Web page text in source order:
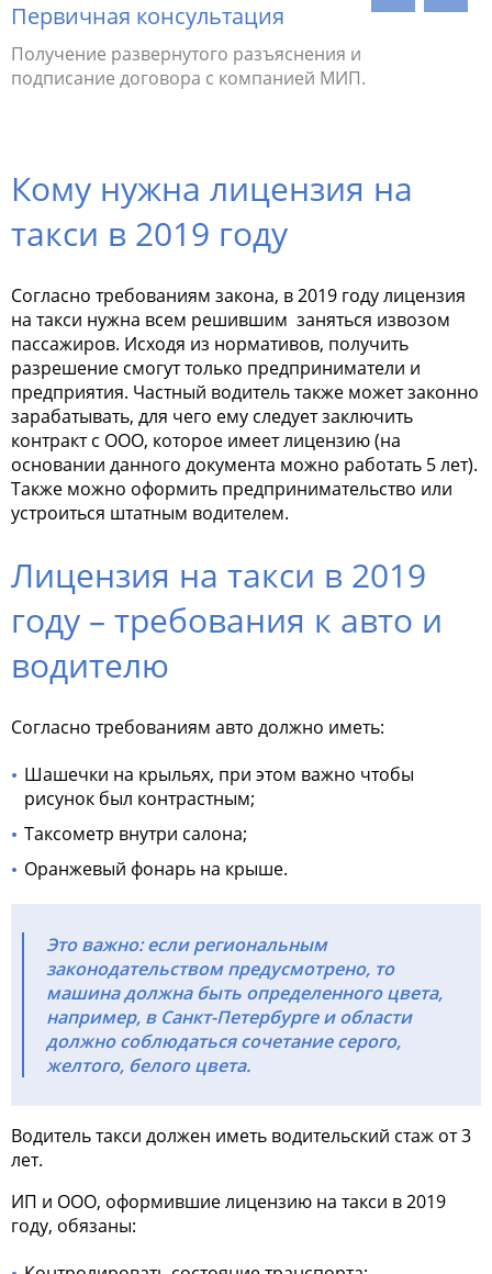
Первичная консультация
Получение развернутого разъяснения и
подписание договора с компанией МИП.
Кому нужна лицензия на
такси в 2019 году
Согласно требованиям закона, в 2019 году лицензия
на такси нужна всем решившим заняться извозом
пассажиров. Исходя из нормативов, получить
разрешение смогут только предприниматели и
предприятия. Частный водитель также может законно
зарабатывать, для чего ему следует заключить
контракт с ООО, которое имеет лицензию (на
основании данного документа можно работать 5 лет).
Также можно оформить предпринимательство или
устроиться штатным водителем.
Лицензия на такси в 2019
году – требования к авто и
водителю
Согласно требованиям авто должно иметь:
Шашечки на крыльях, при этом важно чтобы
рисунок был контрастным;
Таксометр внутри салона;
Оранжевый фонарь на крыше.
Это важно: если региональным
законодательством предусмотрено, то
машина должна быть определенного цвета,
например, в Санкт-Петербурге и области
должно соблюдаться сочетание серого,
желтого, белого цвета.
Водитель такси должен иметь водительский стаж от 3
лет.
ИП и ООО, оформившиелицензию на такси в 2019
году, обязаны: